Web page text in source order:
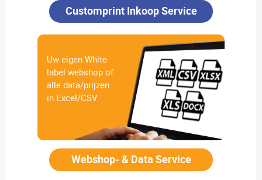
Customprint Inkoop Service
Uw eigen White
label webshop of
alle data/prijzen
in Excel/CSV
Webshop- & Data Service